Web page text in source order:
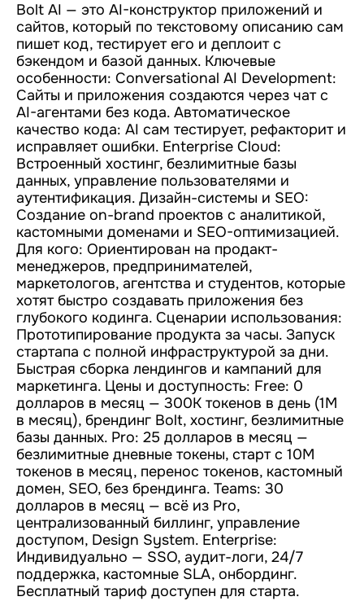
Bolt AI — это AI-конструктор приложений и
сайтов, который по текстовому описанию сам
пишет код, тестирует его и деплоит с
бэкендом и базой данных. Ключевые
особенности: Conversational AI Development:
Сайты и приложения создаются через чат с
AI-агентами без кода. Автоматическое
качество кода: AI сам тестирует, рефакторит и
исправляет ошибки. Enterprise Cloud:
Встроенный хостинг, безлимитные базы
данных, управление пользователями и
аутентификация. Дизайн-системы и SEO:
Создание on-brand проектов с аналитикой,
кастомными доменами и SEO-оптимизацией.
Для кого: Ориентирован на продакт-
менеджеров, предпринимателей,
маркетологов, агентства и студентов, которые
хотят быстро создавать приложения без
глубокого кодинга. Сценарии использования:
Прототипирование продукта за часы. Запуск
стартапа с полной инфраструктурой за дни.
Быстрая сборка лендингов и кампаний для
маркетинга. Цены и доступность: Free: 0
долларов в месяц — 300K токенов в день (1M
в месяц), брендинг Bolt, хостинг, безлимитные
базы данных. Pro: 25 долларов в месяц —
безлимитные дневные токены, старт с 10M
токенов в месяц, перенос токенов, кастомный
домен, SEO, без брендинга. Teams: 30
долларов в месяц — всё из Pro,
централизованный биллинг, управление
доступом, Design System. Enterprise:
Индивидуально — SSO, аудит-логи, 24/7
поддержка, кастомные SLA, онбординг.
Бесплатный тариф доступен для старта.